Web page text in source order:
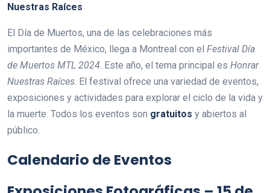
Nuestras Raíces
El Día de Muertos, una de las celebraciones más
importantes de México, llega a Montreal con el Festival Día
de Muertos MTL 2024. Este año, el tema principal es Honrar
Nuestras Raíces. El festival ofrece una variedad de eventos,
exposiciones y actividades para explorar el ciclo de la vida y
la muerte. Todos los eventos son gratuitos y abiertos al
público.
Calendario de Eventos